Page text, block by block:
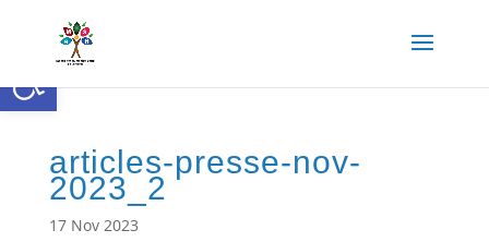
Ouvrir la barre d’outils
articles-presse-nov-
2023_2
17 Nov 2023